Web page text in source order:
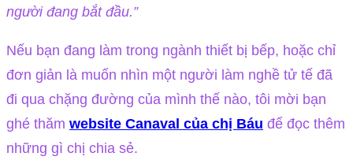
người đang bắt đầu.”
Nếu bạn đang làm trong ngành thiết bị bếp, hoặc chỉ
đơn giản là muốn nhìn một người làm nghề tử tế đã
đi qua chặng đường của mình thế nào, tôi mời bạn
ghé thăm website Canaval của chị Báu để đọc thêm
những gì chị chia sẻ.